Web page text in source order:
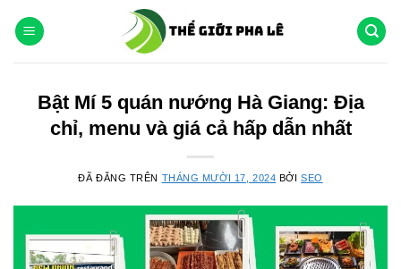
đến
Bật Mí 5 quán nướng Hà Giang: Địa
chỉ, menu và giá cả hấp dẫn nhất
ĐÃ ĐĂNG TRÊN THÁNG MƯỜI 17, 2024 BỞISEO